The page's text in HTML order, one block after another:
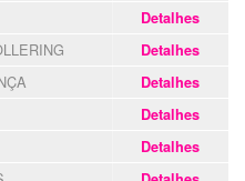
Detalhes
Detalhes
Detalhes
Detalhes
Detalhes